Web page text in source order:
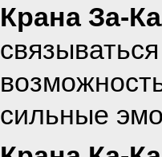
Крана За-
сильные